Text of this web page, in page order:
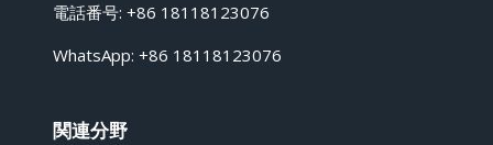
電話番号: +86 18118123076
WhatsApp: +86 18118123076
関連分野